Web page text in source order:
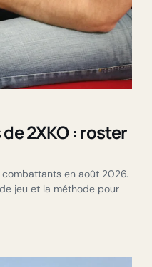
2XKO : roster
combattants en août 2026.
jeu et la méthode pour